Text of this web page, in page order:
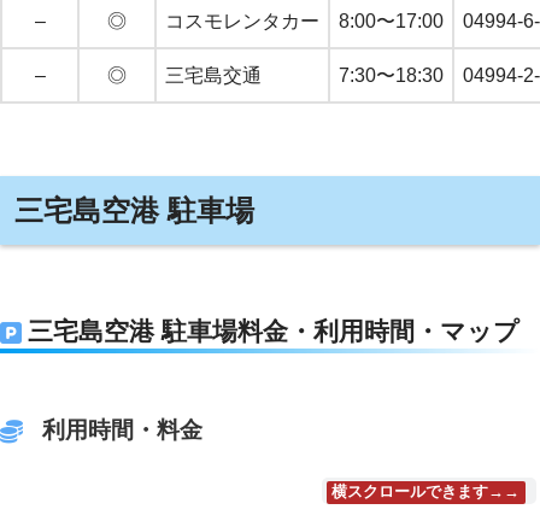
– ◎ コスモレンタカー 8:00〜17:00 04994-
– ◎ 三宅島交通 7:30〜18:30 04994-
三宅島空港 駐車場
三宅島空港 駐車場料金・利用時間・マップ
利用時間・料金
横スクロールできます→→